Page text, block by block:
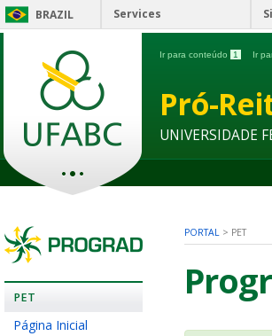
BRAZIL Services
Ir para conteúdo 1 Ir
Pró-
UNIVERSIDADE
PET
Página Inicial
PORTAL > PET